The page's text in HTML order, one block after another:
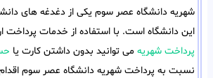
شهریه دانشگاه عصر سوم یکی از دغدغه های
این دانشگاه است. با استفاده از خدمات پرداخت
پرداخت شهریه می توانید بدون داشتن کارت یا
نسبت به پرداخت شهریه دانشگاه عصر سوم اقدام